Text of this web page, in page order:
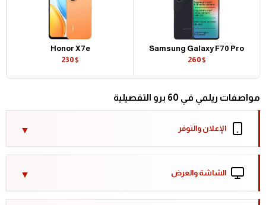
Samsung Galaxy F70 Pro
260$
Honor X7e
230$
مواصفات ريلمي في 60 برو التفصيلية
الإعلان والتوفر
الشاشة والعرض